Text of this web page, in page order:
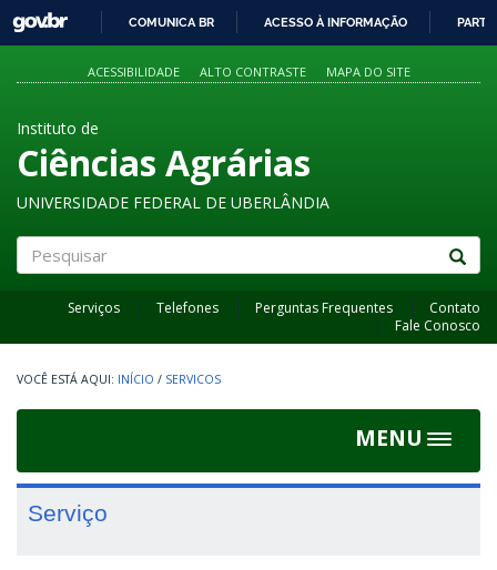
PARA
O
GOVBR
COMUNICA BR ACESSO À INFORMAÇÃO
ACESSIBILIDADE ALTO CONTRASTE MAPA DO SITE
Instituto de
Ciências Agrárias
UNIVERSIDADE FEDERAL DE UBERLÂNDIA
Serviços Telefones Perguntas Frequentes
Contato
Fale Conosco
INÍCIO / SERVICOS
MENU
Toggle
Serviço